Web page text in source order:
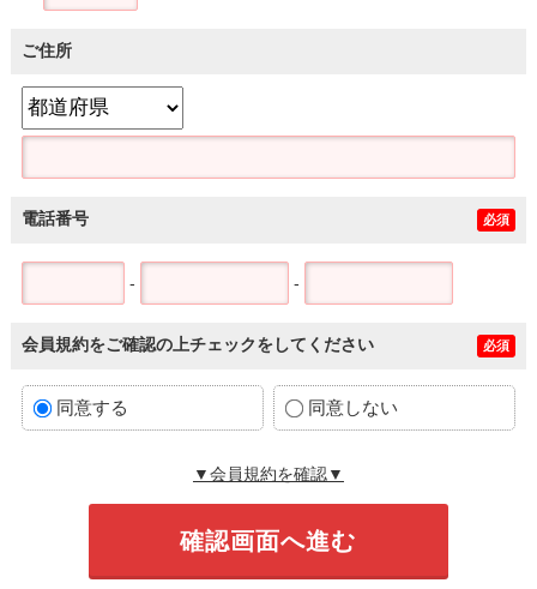
ご住所
電話番号 必須
- -
会員規約をご確認の上チェックをしてください 必須
同意する 同意しない
▼会員規約を確認▼